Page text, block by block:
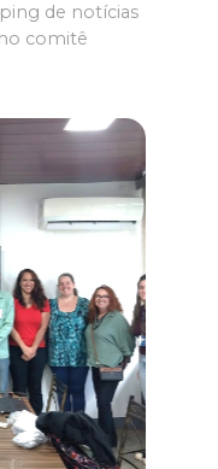
de notícias
comitê